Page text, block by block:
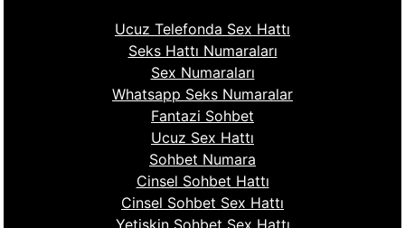
Ucuz Telefonda Sex Hattı
Seks Hattı Numaraları
Sex Numaraları
Whatsapp Seks Numaralar
Fantazi Sohbet
Ucuz Sex Hattı
Sohbet Numara
Cinsel Sohbet Hattı
Cinsel Sohbet Sex Hattı